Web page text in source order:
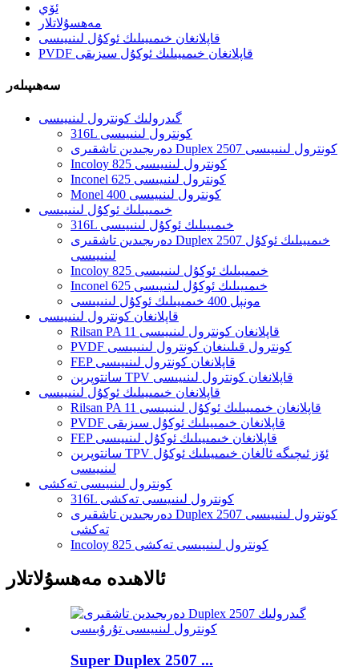
ئۆي
مەھسۇلاتلار
قاپلانغان خىمىيىلىك ئوكۇل لىنىيىسى
PVDF قاپلانغان خىمىيىلىك ئوكۇل سىزىقى
سەھىپىلەر
گىدرولىك كونترول لىنىيىسى
316L كونترول لىنىيىسى
دەرىجىدىن تاشقىرى Duplex 2507 كونترول لىنىيىسى
Incoloy 825 كونترول لىنىيىسى
Inconel 625 كونترول لىنىيىسى
Monel 400 كونترول لىنىيىسى
خىمىيىلىك ئوكۇل لىنىيىسى
316L خىمىيىلىك ئوكۇل لىنىيىسى
دەرىجىدىن تاشقىرى Duplex 2507 خىمىيىلىك ئوكۇل
لىنىيىسى
Incoloy 825 خىمىيىلىك ئوكۇل لىنىيىسى
Inconel 625 خىمىيىلىك ئوكۇل لىنىيىسى
مونېل 400 خىمىيىلىك ئوكۇل لىنىيىسى
قاپلانغان كونترول لىنىيىسى
Rilsan PA 11 قاپلانغان كونترول لىنىيىسى
PVDF كونترول قىلىنغان كونترول لىنىيىسى
FEP قاپلانغان كونترول لىنىيىسى
سانتوپرېن TPV قاپلانغان كونترول لىنىيىسى
قاپلانغان خىمىيىلىك ئوكۇل لىنىيىسى
Rilsan PA 11 قاپلانغان خىمىيىلىك ئوكۇل لىنىيىسى
PVDF قاپلانغان خىمىيىلىك ئوكۇل سىزىقى
FEP قاپلانغان خىمىيىلىك ئوكۇل لىنىيىسى
سانتوپرېن TPV ئۆز ئىچىگە ئالغان خىمىيىلىك ئوكۇل
لىنىيىسى
كونترول لىنىيىسى تەكشى
316L كونترول لىنىيىسى تەكشى
دەرىجىدىن تاشقىرى Duplex 2507 كونترول لىنىيىسى
تەكشى
Incoloy 825 كونترول لىنىيىسى تەكشى
ئالاھىدە مەھسۇلاتلار
Super Duplex 2507 ...